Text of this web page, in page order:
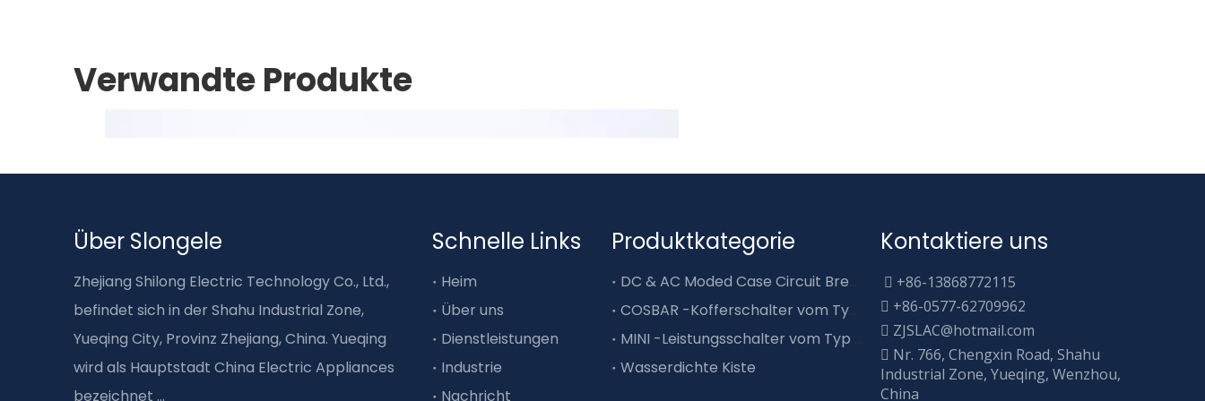
Verwandte Produkte
Über Slongele
Zhejiang Shilong Electric Technology Co., Ltd.,
befindet sich in der Shahu Industrial Zone,
Yueqing City, Provinz Zhejiang, China. Yueqing
wird als Hauptstadt China Electric Appliances
bezeichnet ...
Schnelle Links
Heim
Über uns
Dienstleistungen
Industrie
Nachricht
Produktkategorie
DC & AC Moded Case Circuit Breaker
COSBAR -Kofferschalter vom Typ Busube
MINI -Leistungsschalter vom Typ Busube
Wasserdichte Kiste
Kontaktiere uns
 +86-13868772115
 +86-0577-62709962
 ZJSLAC@hotmail.com
 Nr. 766, Chengxin Road, Shahu
Industrial Zone, Yueqing, Wenzhou,
China